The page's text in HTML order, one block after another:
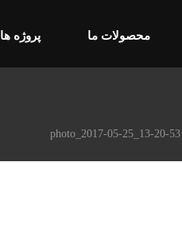
محصولات ما پروژه ها
photo_2017-05-25_13-20-53